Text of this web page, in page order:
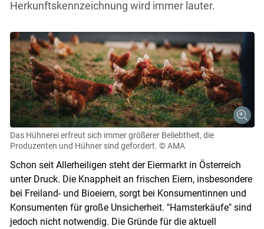
Herkunftskennzeichnung wird immer lauter.
Das Hühnerei erfreut sich immer größerer Beliebtheit, die
Produzenten und Hühner sind gefordert. © AMA
Schon seit Allerheiligen steht der Eiermarkt in Österreich
unter Druck. Die Knappheit an frischen Eiern, insbesondere
bei Freiland- und Bioeiern, sorgt bei Konsumentinnen und
Konsumenten für große Unsicherheit. "Hamsterkäufe" sind
jedoch nicht notwendig. Die Gründe für die aktuell